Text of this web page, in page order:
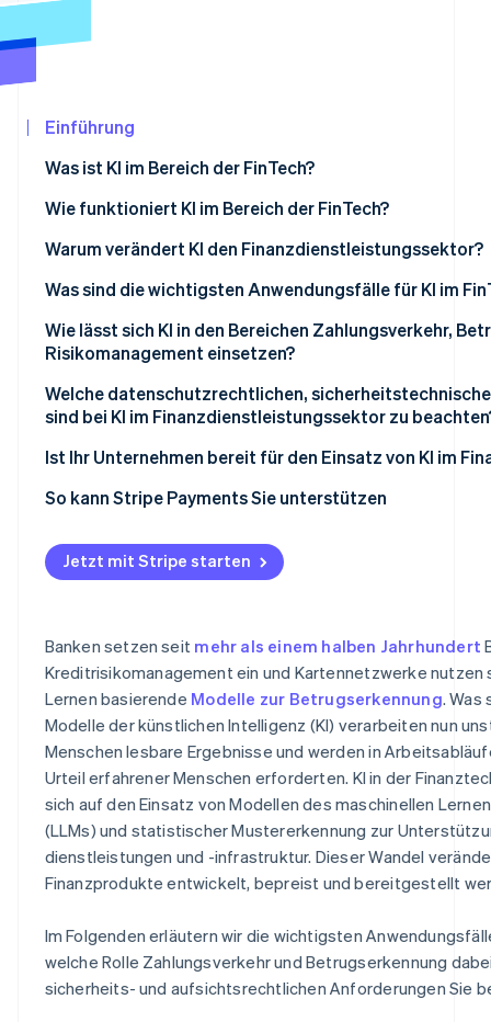
Betrugsprävention
Atlas
Online-Identitätsprüfung
Stripe-Sessions 2026
Jetzt ansehen
Einführung
Was ist KI im Bereich der FinTech?
Wie funktioniert KI im Bereich der FinTech?
Betrugserkennung
Kreditvergabe
LLMs
Warum verändert KI den Finanzdienstleistungssektor?
Was sind die wichtigsten Anwendungsfälle für KI im
Kreditvergabe und Risikoevaluation
Betrugsprävention
Kundenservice und Support
Rechtliche Compliance
Marktanalyse und Risikomanagement
Wie lässt sich KI in den Bereichen Zahlungsverkehr,
Risikomanagement einsetzen?
Zahlungsverkehr und Betrugsbekämpfung
Welche datenschutzrechtlichen,
sind bei KI im Finanzdienstleistungssektor zu
Ist Ihr Unternehmen bereit für den Einsatz von KI im
So kann Stripe Payments Sie unterstützen
Jetzt mit Stripe starten
Banken setzen seit mehr als einem halben Jahrhundert
Kreditrisikomanagement ein und Kartennetzwerke nutzen
Lernen basierende Modelle zur Betrugserkennung. Was
Modelle der künstlichen Intelligenz (KI) verarbeiten nun
Menschen lesbare Ergebnisse und werden in
Urteil erfahrener Menschen erforderten. KI in der
sich auf den Einsatz von Modellen des maschinellen
(LLMs) und statistischer Mustererkennung zur
dienstleistungen und -infrastruktur. Dieser Wandel
Finanzprodukte entwickelt, bepreist und bereitgestellt
Im Folgenden erläutern wir die wichtigsten
welche Rolle Zahlungsverkehr und Betrugserkennung
sicherheits- und aufsichtsrechtlichen Anforderungen Sie